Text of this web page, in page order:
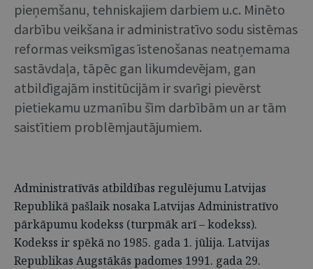
pieņemšanu, tehniskajiem darbiem u.c. Minēto
darbību veikšana ir administratīvo sodu sistēmas
reformas veiksmīgas īstenošanas neatņemama
sastāvdaļa, tāpēc gan likumdevējam, gan
atbildīgajām institūcijām ir svarīgi pievērst
pietiekamu uzmanību šīm darbībām un ar tām
saistītiem problēmjautājumiem.
Administratīvās atbildības regulējumu Latvijas
Republikā pašlaik nosaka Latvijas Administratīvo
pārkāpumu kodekss (turpmāk arī – kodekss).
Kodekss ir spēkā no 1985. gada 1. jūlija. Latvijas
Republikas Augstākās padomes 1991. gada 29.